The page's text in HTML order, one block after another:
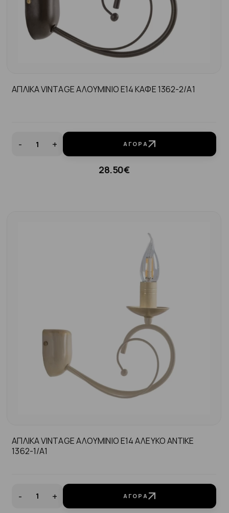
ΑΠΛΙΚΑ VINTAGE ΑΛΟΥΜΙΝΙΟ Ε14 ΚΑΦΕ 1362-2/Α1
- + ΑΓΟΡΆ
28.50€
ΑΠΛΙΚΑ VINTAGE ΑΛΟΥΜΙΝΙΟ Ε14 ΑΛΕΥΚΟ ΑΝΤΙΚΕ
1362-1/Α1
- + ΑΓΟΡΆ